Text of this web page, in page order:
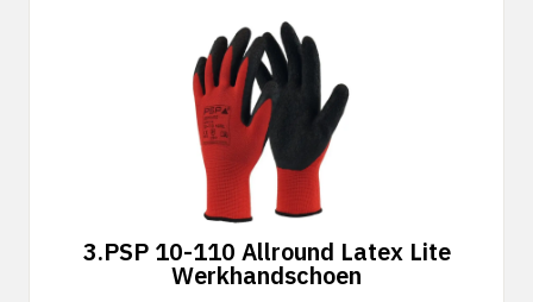
3.PSP 10-110 Allround Latex Lite
Werkhandschoen